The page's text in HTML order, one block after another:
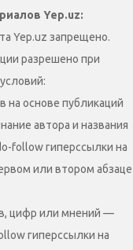
Yep.uz:
Yep.uz запрещено.
разрешено при
на основе публикаций
автора и названия
follow гиперссылки на
или втором абзаце
цифр или мнений —
гиперссылки на